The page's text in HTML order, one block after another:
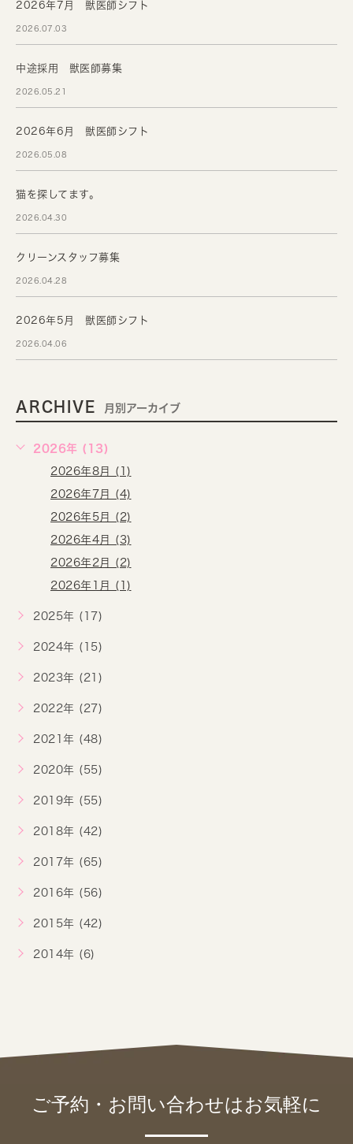
2026年7月 獣医師シフト
2026.07.03
中途採用 獣医師募集
2026.05.21
2026年6月 獣医師シフト
2026.05.08
猫を探してます。
2026.04.30
クリーンスタッフ募集
2026.04.28
2026年5月 獣医師シフト
2026.04.06
ARCHIVE 月別アーカイブ
2026年 (13)
2026年8月 (1)
2026年7月 (4)
2026年5月 (2)
2026年4月 (3)
2026年2月 (2)
2026年1月 (1)
2025年 (17)
2024年 (15)
2023年 (21)
2022年 (27)
2021年 (48)
2020年 (55)
2019年 (55)
2018年 (42)
2017年 (65)
2016年 (56)
2015年 (42)
2014年 (6)
ご予約・お問い合わせはお気軽に